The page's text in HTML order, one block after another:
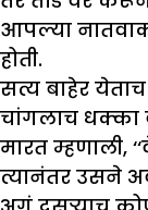
आपल्या
होती.
सत्य बाहेर
चांगलाच धक्का
मारत म्हणाली,
त्यानंतर उसने